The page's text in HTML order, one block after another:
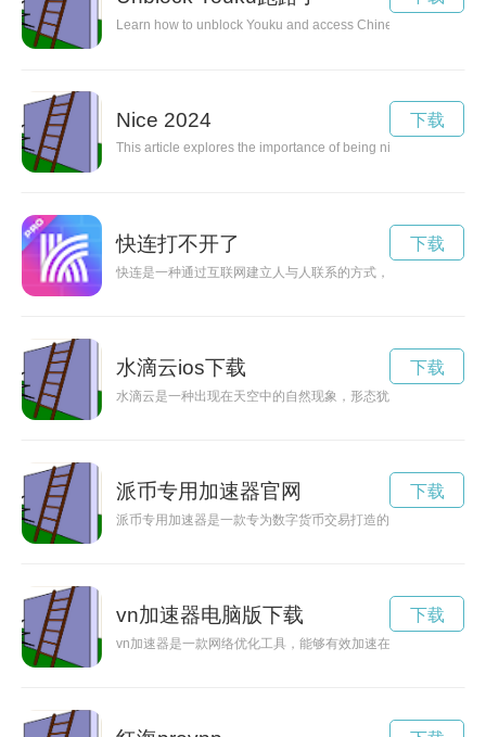
Learn how to unblock Youku and access Chinese content no
Nice 2024
This article explores the importance of being nice and the
下载
快连打不开了
快连是一种通过互联网建立人与人联系的方式，它能为人们提
下载
水滴云ios下载
水滴云是一种出现在天空中的自然现象，形态犹如漂浮的水滴
下载
派币专用加速器官网
派币专用加速器是一款专为数字货币交易打造的加速器，能够
下载
vn加速器电脑版下载
vn加速器是一款网络优化工具，能够有效加速在线游戏的速度
下载